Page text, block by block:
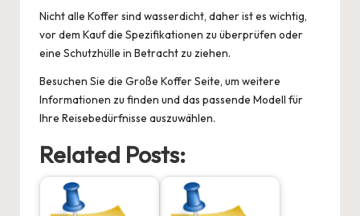
Nicht alle Koffer sind wasserdicht, daher ist es wichtig,
vor dem Kauf die Spezifikationen zu überprüfen oder
eine Schutzhülle in Betracht zu ziehen.
Besuchen Sie die Große KofferSeite, um weitere
Informationen zu finden und das passende Modell für
Ihre Reisebedürfnisse auszuwählen.
Related Posts: